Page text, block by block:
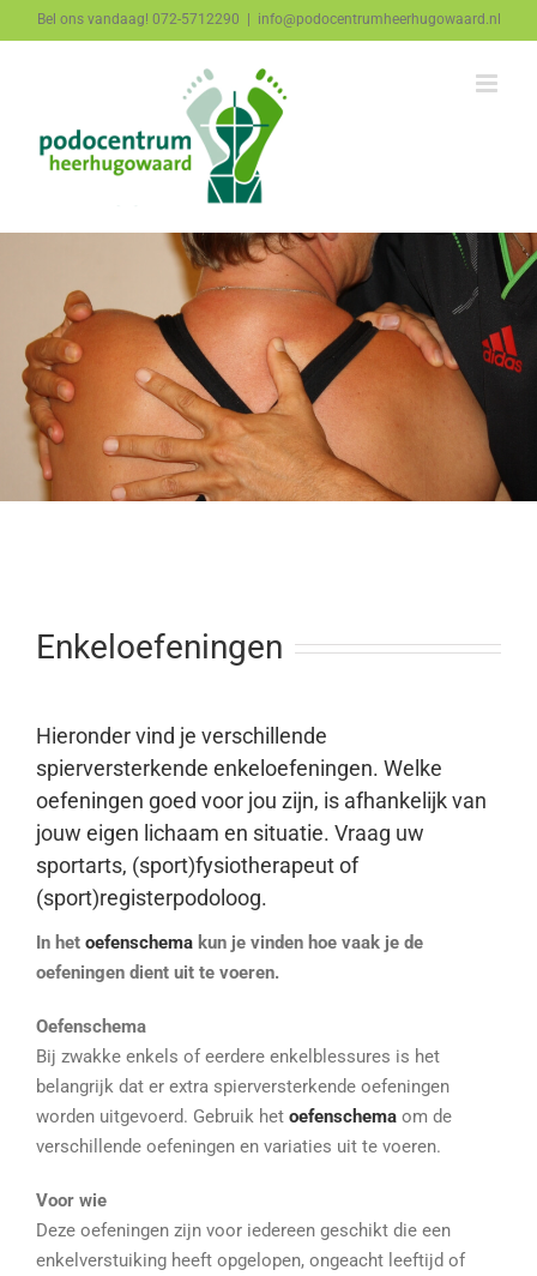
naar
Bel ons vandaag! 072-5712290 info@podocentrumheerhugowaard.nl
Enkeloefeningen
Hieronder vind je verschillende
spierversterkende enkeloefeningen. Welke
oefeningen goed voor jou zijn, is afhankelijk van
jouw eigen lichaam en situatie. Vraag uw
sportarts, (sport)fysiotherapeut of
(sport)registerpodoloog.
In het oefenschema kun je vinden hoe vaak je de
oefeningen dient uit te voeren.
Oefenschema
Bij zwakke enkels of eerdere enkelblessures is het
belangrijk dat er extra spierversterkende oefeningen
worden uitgevoerd. Gebruik het oefenschemaom de
verschillende oefeningen en variaties uit te voeren.
Voor wie
Deze oefeningen zijn voor iedereen geschikt die een
enkelverstuiking heeft opgelopen, ongeacht leeftijd of